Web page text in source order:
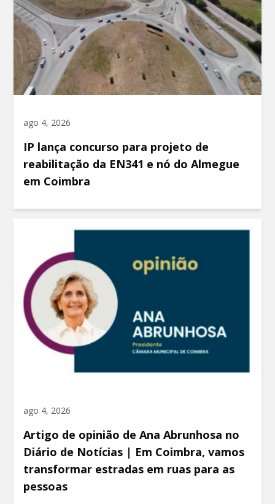
ago 4, 2026
IP lança concurso para projeto de
reabilitação da EN341 e nó do Almegue
em Coimbra
ago 4, 2026
Artigo de opinião de Ana Abrunhosa no
Diário de Notícias | Em Coimbra, vamos
transformar estradas em ruas para as
pessoas